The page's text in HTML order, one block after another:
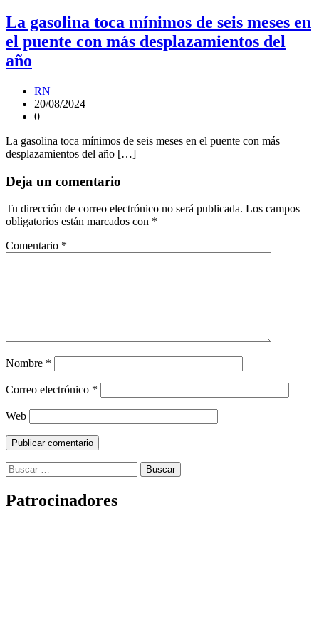
La gasolina toca mínimos de seis meses en
el puente con más desplazamientos del
año
RN
20/08/2024
0
La gasolina toca mínimos de seis meses en el puente con más
desplazamientos del año […]
Deja un comentario
Tu dirección de correo electrónico no será publicada. Los campos
obligatorios están marcados con *
Comentario *
Nombre *
Correo electrónico *
Web
Buscar:
Patrocinadores